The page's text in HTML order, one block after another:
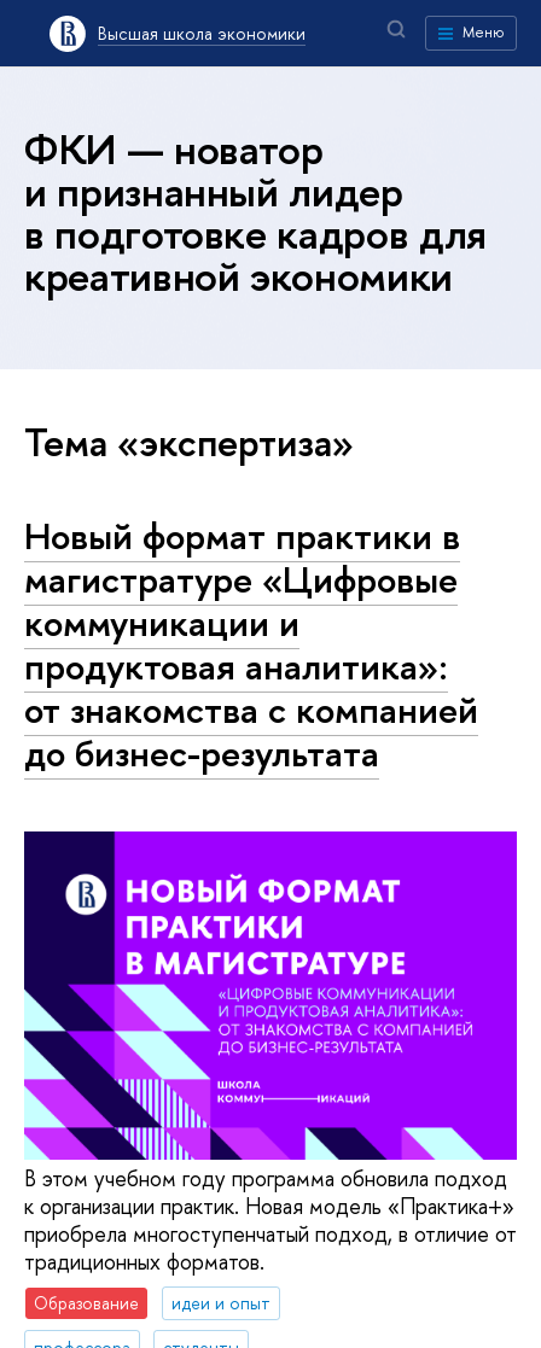
Высшая школа экономики Меню
ФКИ — новатор
и признанный лидер
в подготовке кадров для
креативной экономики
Тема «экспертиза»
Новый формат практики в
магистратуре «Цифровые
коммуникации и
продуктовая аналитика»:
от знакомства с компанией
до бизнес-результата
В этом учебном году программа обновила подход
к организации практик. Новая модель «Практика+»
приобрела многоступенчатый подход, в отличие от
традиционных форматов.
Образование
идеи и опыт